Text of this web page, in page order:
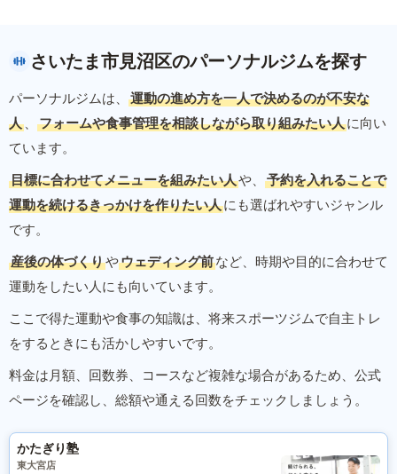
さいたま市見沼区のパーソナルジムを探す
パーソナルジムは、
運動の進め方を一人で決めるのが不安な
人 、 フォームや食事管理を相談しながら取り組みたい人に向い
ています。
目標に合わせてメニューを組みたい人や、
予約を入れることで
運動を続けるきっかけを作りたい人にも選ばれやすいジャンル
です。
産後の体づくりやウェディング前など、時期や目的に合わせて
運動をしたい人にも向いています。
ここで得た運動や食事の知識は、将来スポーツジムで自主トレ
をするときにも活かしやすいです。
料金は月額、回数券、コースなど複雑な場合があるため、公式
ページを確認し、総額や通える回数をチェックしましょう。
かたぎり塾
東大宮店